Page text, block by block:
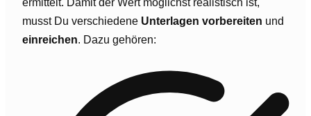
ermittelt. Damit der Wert möglichst realistisch ist,
musst Du verschiedene Unterlagen vorbereiten und
einreichen. Dazu gehören: